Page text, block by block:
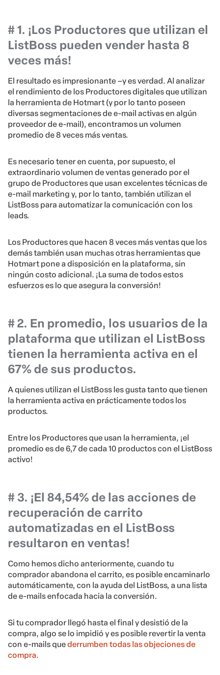
# 1. ¡Los Productores que utilizan el
ListBoss pueden vender hasta 8
veces más!
El resultado es impresionante –y es verdad. Al analizar
el rendimiento de los Productores digitales que utilizan
la herramienta de Hotmart (y por lo tanto poseen
diversas segmentaciones de e-mail activas en algún
proveedor de e-mail), encontramos un volumen
promedio de 8 veces más ventas.
Es necesario tener en cuenta, por supuesto, el
extraordinario volumen de ventas generado por el
grupo de Productores que usan excelentes técnicas de
e-mail marketing y, por lo tanto, también utilizan el
ListBoss para automatizar la comunicación con los
leads.
Los Productores que hacen 8 veces más ventas que los
demás también usan muchas otras herramientas que
Hotmart pone a disposición en la plataforma, sin
ningún costo adicional. ¡La suma de todos estos
esfuerzos es lo que asegura la conversión!
# 2. En promedio, los usuarios de la
plataforma que utilizan el ListBoss
tienen la herramienta activa en el
67% de sus productos.
A quienes utilizan el ListBoss les gusta tanto que tienen
la herramienta activa en prácticamente todos los
productos.
Entre los Productores que usan la herramienta, ¡el
promedio es de 6,7 de cada 10 productos con el ListBoss
activo!
# 3. ¡El 84,54% de las acciones de
recuperación de carrito
automatizadas en el ListBoss
resultaron en ventas!
Como hemos dicho anteriormente, cuando tu
comprador abandona el carrito, es posible encaminarlo
automáticamente, con la ayuda del ListBoss, a una lista
de e-mails enfocada hacia la conversión.
Si tu comprador llegó hasta el final y desistió de la
compra, algo se lo impidió y es posible revertir la venta
con e-mails quederrumben todas las objeciones de
compra.